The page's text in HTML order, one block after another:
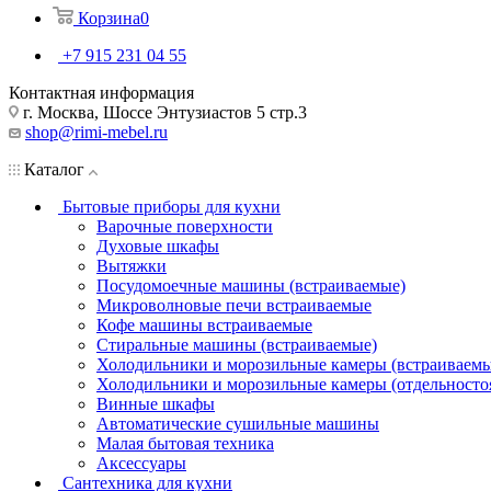
Корзина0
+7 915 231 04 55
Контактная информация
г. Москва, Шоссе Энтузиастов 5 стр.3
shop@rimi-mebel.ru
Каталог
Бытовые приборы для кухни
Варочные поверхности
Духовые шкафы
Вытяжки
Посудомоечные машины (встраиваемые)
Микроволновые печи встраиваемые
Кофе машины встраиваемые
Стиральные машины (встраиваемые)
Холодильники и морозильные камеры
Холодильники и морозильные камеры
Винные шкафы
Автоматические сушильные машины
Малая бытовая техника
Аксессуары
Сантехника для кухни